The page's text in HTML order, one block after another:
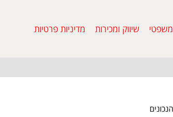
משפטי שיווק ומכירות מדיניות פרטיות